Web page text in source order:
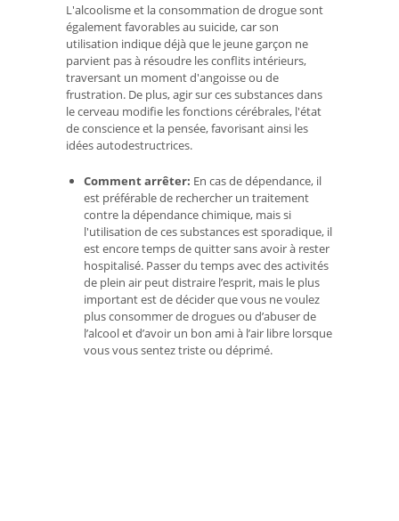
L'alcoolisme et la consommation de drogue sont
également favorables au suicide, car son
utilisation indique déjà que le jeune garçon ne
parvient pas à résoudre les conflits intérieurs,
traversant un moment d'angoisse ou de
frustration. De plus, agir sur ces substances dans
le cerveau modifie les fonctions cérébrales, l'état
de conscience et la pensée, favorisant ainsi les
idées autodestructrices.
Comment arrêter: En cas de dépendance, il
est préférable de rechercher un traitement
contre la dépendance chimique, mais si
l'utilisation de ces substances est sporadique, il
est encore temps de quitter sans avoir à rester
hospitalisé. Passer du temps avec des activités
de plein air peut distraire l’esprit, mais le plus
important est de décider que vous ne voulez
plus consommer de drogues ou d’abuser de
l’alcool et d’avoir un bon ami à l’air libre lorsque
vous vous sentez triste ou déprimé.